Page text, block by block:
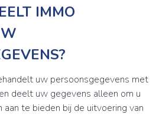
IMMO
uw persoonsgegevens met
deelt uw gegevens alleen om u
te bieden bij de uitvoering van